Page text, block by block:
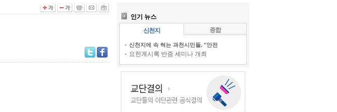
인기 뉴스
신천지
종합
신천지에 속 썩는 과천시민들, “안전
요한계시록 반증 세미나 개최